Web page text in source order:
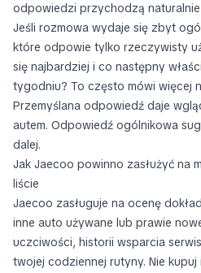
odpowiedzi przychodzą naturalnie
Jeśli rozmowa wydaje się zbyt
które odpowie tylko rzeczywisty
się najbardziej i co następny
tygodniu? To często mówi więcej
Przemyślana odpowiedź daje
autem. Odpowiedź ogólnikowa
dalej.
Jak Jaecoo powinno zasłużyć na
liście
Jaecoo zasługuje na ocenę
inne auto używane lub prawie
uczciwości, historii wsparcia
twojej codziennej rutyny. Nie kupuj